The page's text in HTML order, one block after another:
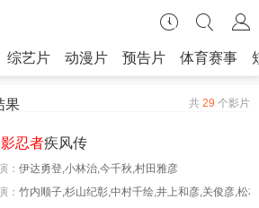
综艺片 动漫片 预告片 体育赛事
果 共 29 个影片
忍者疾风传
： 伊达勇登,小林治,今千秋,村田雅彦
： 竹内顺子,杉山纪彰,中村千绘,井上和彦,关俊彦,松